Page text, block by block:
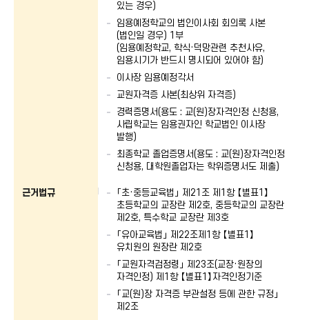
있는 경우)
임용예정학교의 법인이사회 회의록 사본
(법인일 경우) 1부
(임용예정학교, 학식·덕망관련 추천사유,
임용시기가 반드시 명시되어 있어야 함)
이사장 임용예정각서
교원자격증 사본(최상위 자격증)
경력증명서(용도 : 교(원)장자격인정 신청용,
사립학교는 임용권자인 학교법인 이사장
발행)
최종학교 졸업증명서(용도 : 교(원)장자격인정
신청용, 대학원졸업자는 학위증명서도 제출)
근거법규
「초·중등교육법」 제21조 제1항 【별표1】
초등학교의 교장란 제2호, 중등학교의 교장란
제2호, 특수학교 교장란 제3호
「유아교육법」 제22조제1항 【별표1】
유치원의 원장란 제2호
「교원자격검정령」 제23조(교장·원장의
자격인정) 제1항 【별표1】자격인정기준
「교(원)장 자격증 부관설정 등에 관한 규정」
제2조